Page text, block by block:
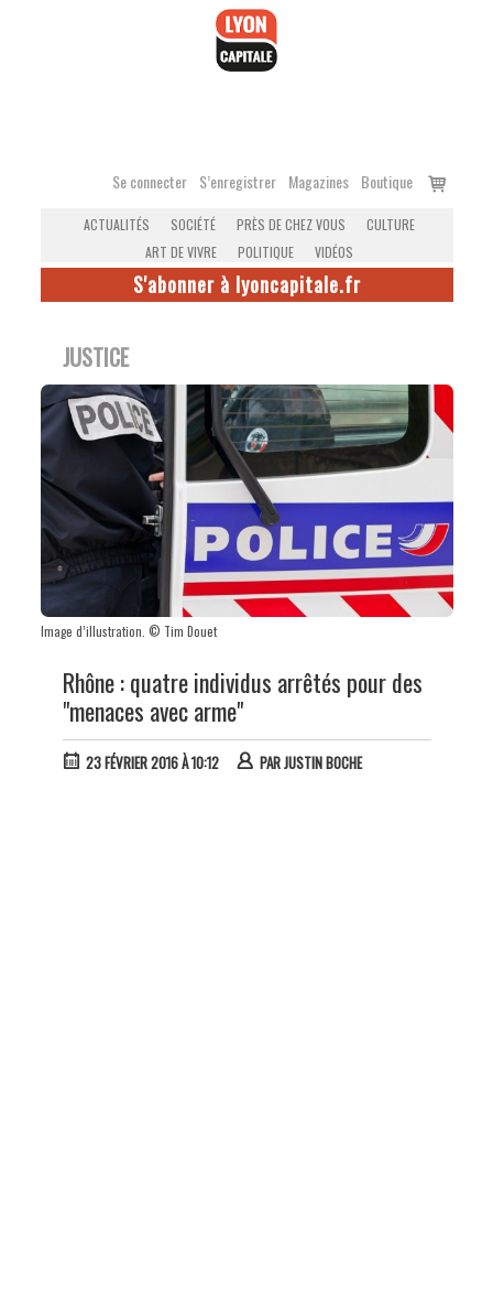
Se connecter S’enregistrer Magazines Boutique
Voir
ACTUALITÉS SOCIÉTÉ PRÈS DE CHEZ VOUS
CULTURE
ART DE VIVRE
POLITIQUE VIDÉOS
S'abonner à lyoncapitale.fr
JUSTICE
Image d’illustration. © Tim Douet
Rhône : quatre individus arrêtés pour des
"menaces avec arme"
23 FÉVRIER 2016 À 10:12 PARJUSTIN BOCHE